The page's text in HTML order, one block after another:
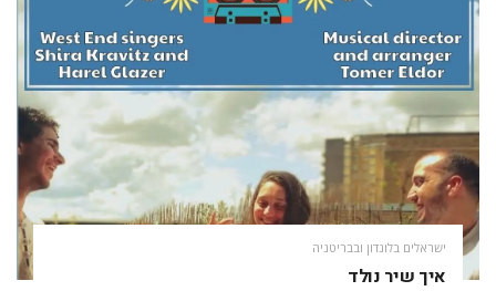
ישראלים בלונדון ובבריטניה
איך שיר נולד